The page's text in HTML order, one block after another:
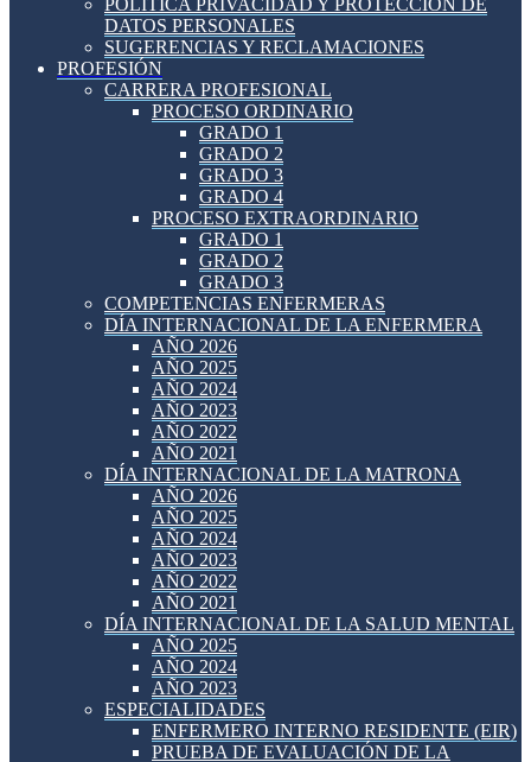
DATOS PERSONALES
SUGERENCIAS Y RECLAMACIONES
PROFESIÓN
CARRERA PROFESIONAL
PROCESO ORDINARIO
GRADO 1
GRADO 2
GRADO 3
GRADO 4
PROCESO EXTRAORDINARIO
GRADO 1
GRADO 2
GRADO 3
COMPETENCIAS ENFERMERAS
DÍA INTERNACIONAL DE LA ENFERMERA
AÑO 2026
AÑO 2025
AÑO 2024
AÑO 2023
AÑO 2022
AÑO 2021
DÍA INTERNACIONAL DE LA MATRONA
AÑO 2026
AÑO 2025
AÑO 2024
AÑO 2023
AÑO 2022
AÑO 2021
DÍA INTERNACIONAL DE LA SALUD MENTAL
AÑO 2025
AÑO 2024
AÑO 2023
ESPECIALIDADES
ENFERMERO INTERNO RESIDENTE (EIR)
PRUEBA DE EVALUACIÓN DE LA